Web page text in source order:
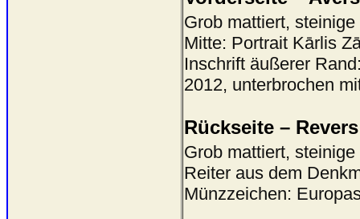
Grob mattiert, steinige
Mitte: Portrait Kārlis
Inschrift äußerer
2012, unterbrochen
Rückseite – Revers
Grob mattiert, steinige
Reiter aus dem
Münzzeichen: